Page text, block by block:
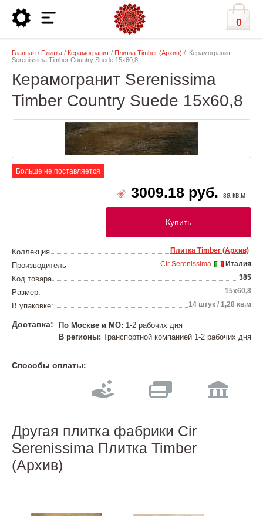
0
Главная / Плитка / Керамогранит / Плитка Timber (Архив) / Керамогранит
Serenissima Timber Country Suede 15х60,8
Керамогранит Serenissima
Timber Country Suede 15х60,8
Больше не поставляется
3009.18 руб. за кв.м
Купить
Коллекция Плитка Timber (Архив)
Производитель Италия
Cir Serenissima
Код товара 385
Размер: 15х60,8
В упаковке: 14 штук / 1,28 кв.м
Доставка: По Москве и МО: 1-2 рабочих дня
В регионы: Транспортной компанией 1-2 рабочих дня
Способы оплаты:
Другая плитка фабрики Cir
Serenissima Плитка Timber
(Архив)